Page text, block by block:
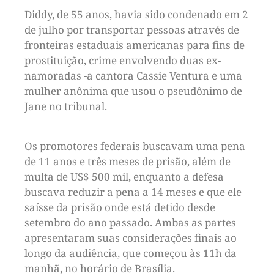
Diddy, de 55 anos, havia sido condenado em 2
de julho por transportar pessoas através de
fronteiras estaduais americanas para fins de
prostituição, crime envolvendo duas ex-
namoradas -a cantora Cassie Ventura e uma
mulher anônima que usou o pseudônimo de
Jane no tribunal.
Os promotores federais buscavam uma pena
de 11 anos e três meses de prisão, além de
multa de US$ 500 mil, enquanto a defesa
buscava reduzir a pena a 14 meses e que ele
saísse da prisão onde está detido desde
setembro do ano passado. Ambas as partes
apresentaram suas considerações finais ao
longo da audiência, que começou às 11h da
manhã, no horário de Brasília.